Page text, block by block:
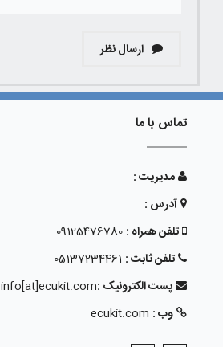
ارسال نظر
تماس با ما
مدیریت :
آدرس :
تلفن همراه : 09125476780
تلفن ثابت : 05137234461
پست الکترونیک :info[at]ecukit.com
وب : ecukit.com